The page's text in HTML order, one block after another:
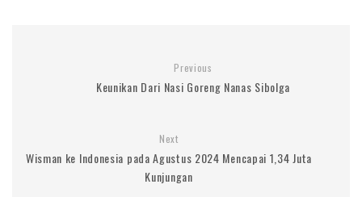
Previous
Keunikan Dari Nasi Goreng Nanas Sibolga
Next
Wisman ke Indonesia pada Agustus 2024 Mencapai 1,34 Juta
Kunjungan